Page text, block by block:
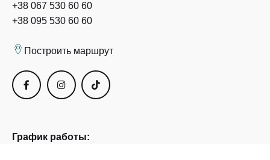
+38 067 530 60 60
+38 095 530 60 60
Построить маршрут
График работы: